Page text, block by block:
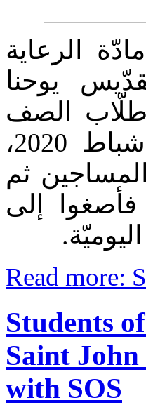
الرعاية
يوحنا
طلّاب الصف
الثاني بزيارة سجن أميون في 5 شباط 2020،
ثم
إلى
Read more:
Students
Saint John
with SOS